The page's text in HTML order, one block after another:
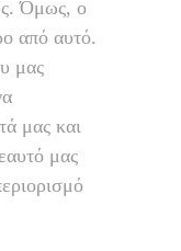
Όμως, ο
από αυτό.
μας
μας και
μας